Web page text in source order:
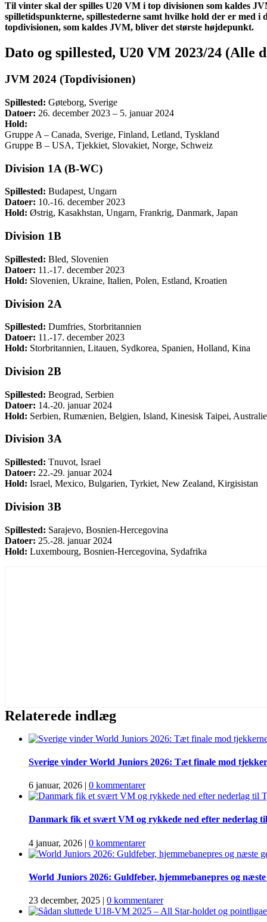
Til vinter skal der spilles U20 VM i top divisionen som kaldes
spilletidspunkterne, spillestederne samt hvilke hold der er med
topdivisionen, som kaldes JVM, bliver det største højdepunkt.
Dato og spillested, U20 VM 2023/24 (Alle
JVM 2024 (Topdivisionen)
Spillested: Gøteborg, Sverige
Datoer: 26. december 2023 – 5. januar 2024
Hold:
Gruppe A – Canada, Sverige, Finland, Letland, Tyskland
Gruppe B – USA, Tjekkiet, Slovakiet, Norge, Schweiz
Division 1A (B-WC)
Spillested: Budapest, Ungarn
Datoer: 10.-16. december 2023
Hold: Østrig, Kasakhstan, Ungarn, Frankrig, Danmark, Japan
Division 1B
Spillested: Bled, Slovenien
Datoer: 11.-17. december 2023
Hold: Slovenien, Ukraine, Italien, Polen, Estland, Kroatien
Division 2A
Spillested: Dumfries, Storbritannien
Datoer: 11.-17. december 2023
Hold: Storbritannien, Litauen, Sydkorea, Spanien, Holland, Kina
Division 2B
Spillested: Beograd, Serbien
Datoer: 14.-20. januar 2024
Hold: Serbien, Rumænien, Belgien, Island, Kinesisk Taipei,
Division 3A
Spillested: Tnuvot, Israel
Datoer: 22.-29. januar 2024
Hold: Israel, Mexico, Bulgarien, Tyrkiet, New Zealand, Kirgisistan
Division 3B
Spillested: Sarajevo, Bosnien-Hercegovina
Datoer: 25.-28. januar 2024
Hold: Luxembourg, Bosnien-Hercegovina, Sydafrika
Relaterede indlæg
Sverige vinder World Juniors 2026: Tæt finale mod
6 januar, 2026 | 0 kommentarer
Danmark fik et svært VM og rykkede ned efter nederlag
4 januar, 2026 | 0 kommentarer
World Juniors 2026: Guldfeber, hjemmebanepres og
23 december, 2025 | 0 kommentarer